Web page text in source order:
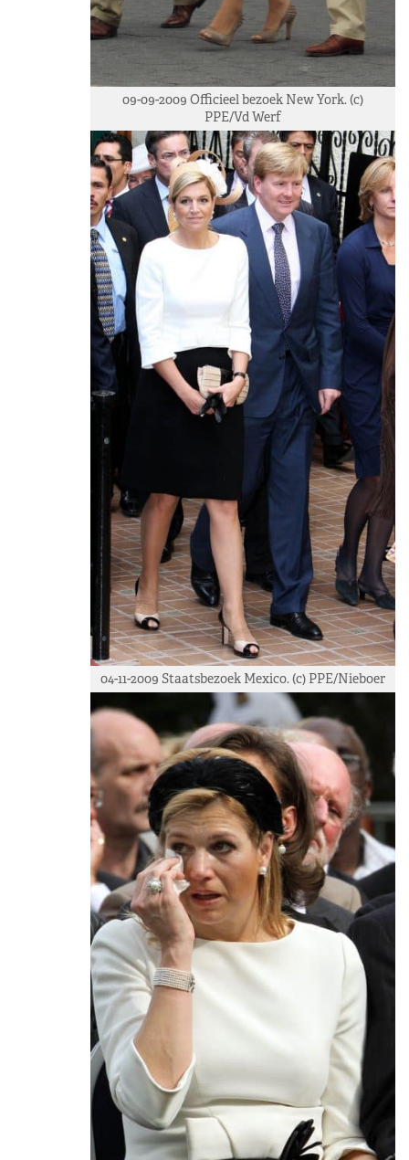
09-09-2009 Officieel bezoek New York. (c)
PPE/Vd Werf
04-11-2009 Staatsbezoek Mexico. (c) PPE/Nieboer